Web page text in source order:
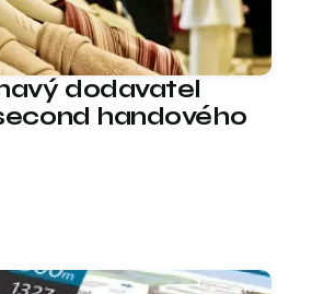
dodavatel
handového